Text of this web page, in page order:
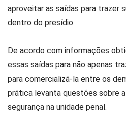
aproveitar as saídas para trazer
dentro do presídio.
De acordo com informações
essas saídas para não apenas
para comercializá-la entre os
prática levanta questões sobre
segurança na unidade penal.